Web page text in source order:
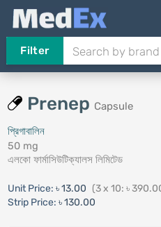
Filter
Prenep Capsule
প্রিগাবালিন
50 mg
এলকো ফার্মাসিউটিক্যালস লিমিটেড
Unit Price: ৳ 13.00 (3 x 10: ৳
Strip Price: ৳ 130.00